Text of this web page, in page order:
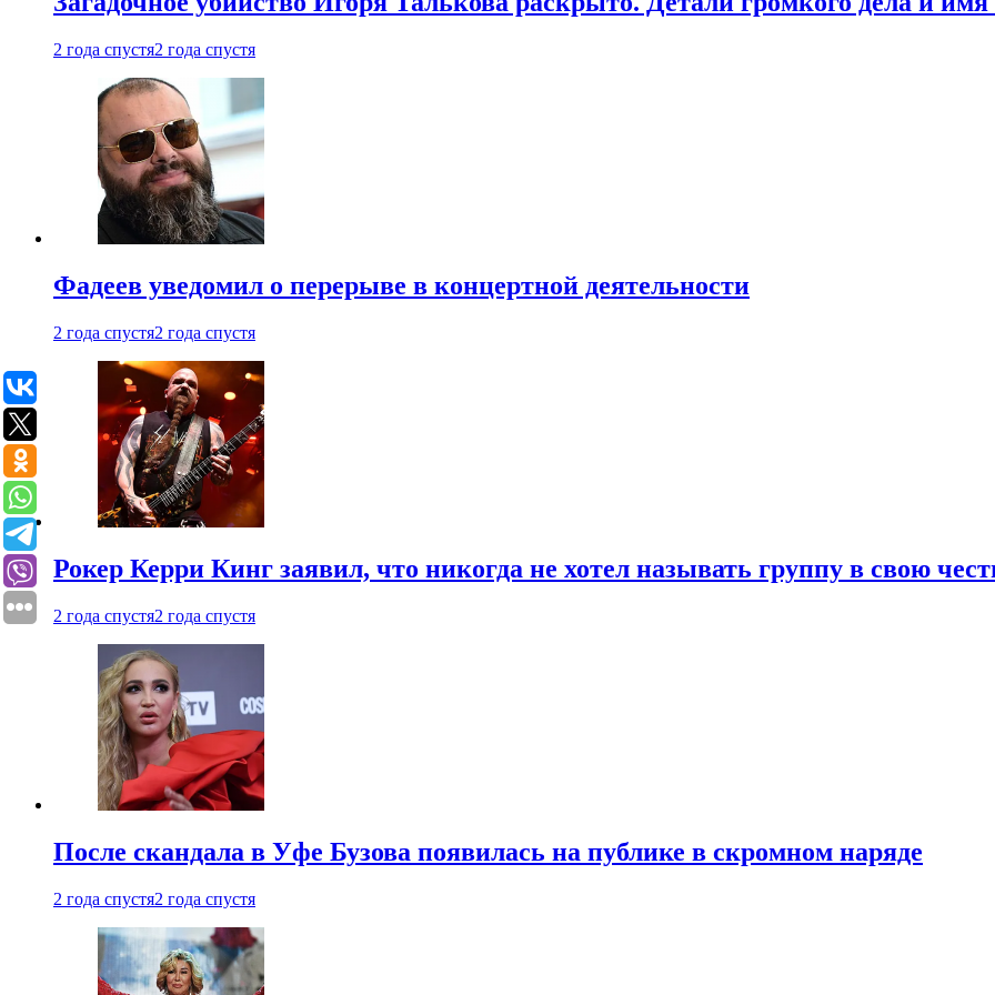
2 года спустя2 года спустя
Фадеев уведомил о перерыве в концертной деятельности
2 года спустя2 года спустя
Рокер Керри Кинг заявил, что никогда не хотел называть группу в свою
2 года спустя2 года спустя
После скандала в Уфе Бузова появилась на публике в скромном наряде
2 года спустя2 года спустя